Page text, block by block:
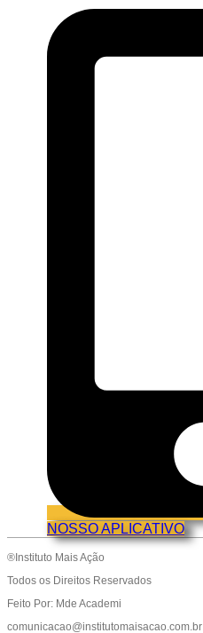
NOSSO APLICATIVO
®Instituto Mais Ação
Todos os Direitos Reservados
Feito Por: Mde Academi
comunicacao@institutomaisacao.com.br